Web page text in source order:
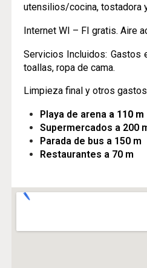
utensilios/cocina, tostadora
Internet WI – FI gratis. Aire
Servicios Incluidos: Gastos
toallas, ropa de cama.
Limpieza final y otros
Playa de arena a 110 m
Supermercados a 200
Parada de bus a 150 m
Restaurantes a 70 m